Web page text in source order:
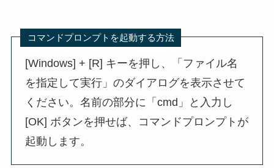
コマンドプロンプトを起動する方法
[Windows] + [R] キーを押し、「ファイル名
を指定して実行」のダイアログを表示させて
ください。名前の部分に「cmd」と入力し
[OK] ボタンを押せば、コマンドプロンプトが
起動します。